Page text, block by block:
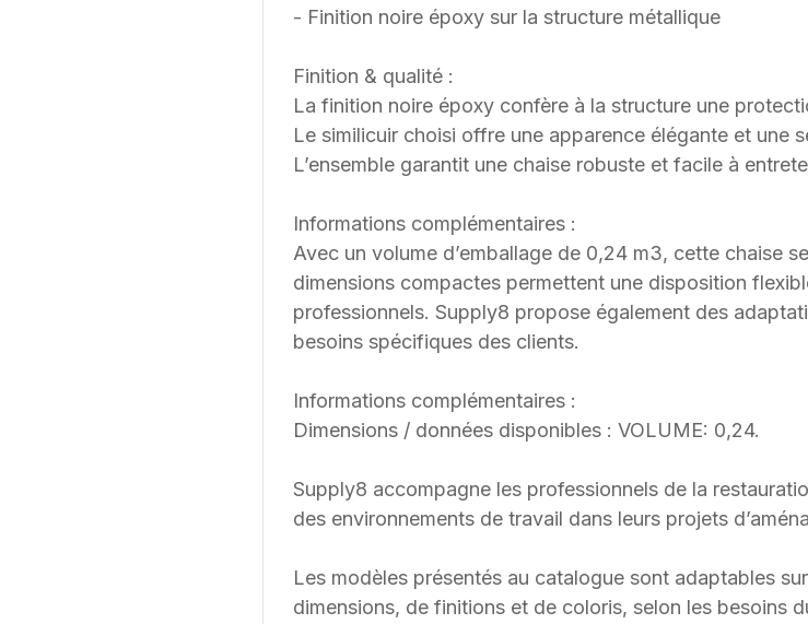
- Finition noire époxy sur la structure métallique
Finition & qualité :
La finition noire époxy confère à la structure une
Le similicuir choisi offre une apparence élégante et une
L’ensemble garantit une chaise robuste et facile à
Informations complémentaires :
Avec un volume d’emballage de 0,24 m3, cette chaise
dimensions compactes permettent une disposition
professionnels. Supply8 propose également des
besoins spécifiques des clients.
Informations complémentaires :
Dimensions / données disponibles : VOLUME: 0,24.
Supply8 accompagne les professionnels de la
des environnements de travail dans leurs projets
Les modèles présentés au catalogue sont adaptables
dimensions, de finitions et de coloris, selon les besoins